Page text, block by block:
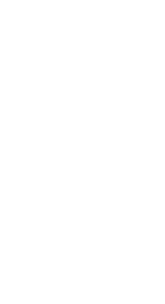
膽遊戲更表達時下年青人對於感情所體
步为营接近倔强女医生李梦（李萌萌